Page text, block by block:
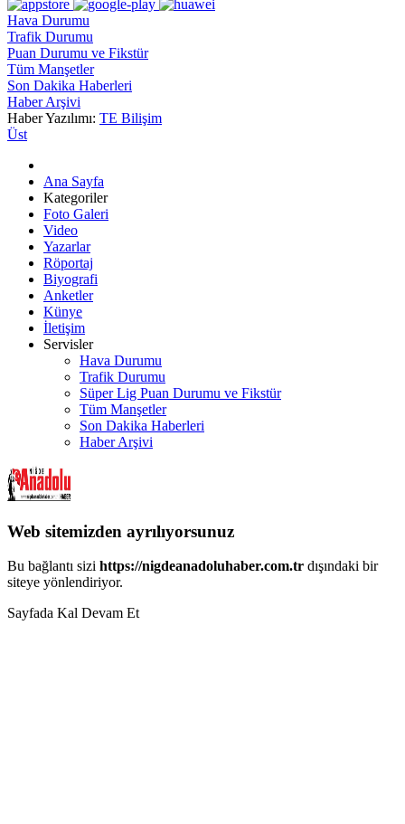
Hava Durumu
Trafik Durumu
Puan Durumu ve Fikstür
Tüm Manşetler
Son Dakika Haberleri
Haber Arşivi
Haber Yazılımı: TE Bilişim
Üst
Ana Sayfa
Kategoriler
Foto Galeri
Video
Yazarlar
Röportaj
Biyografi
Anketler
Künye
İletişim
Servisler
Hava Durumu
Trafik Durumu
Süper Lig Puan Durumu ve Fikstür
Tüm Manşetler
Son Dakika Haberleri
Haber Arşivi
Web sitemizden ayrılıyorsunuz
Bu bağlantı sizi https://nigdeanadoluhaber.com.tr dışındaki bir
siteye yönlendiriyor.
Sayfada Kal Devam Et